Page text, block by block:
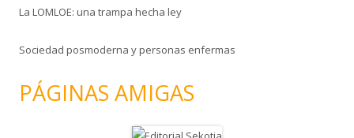
La LOMLOE: una trampa hecha ley
Sociedad posmoderna y personas enfermas
PÁGINAS AMIGAS